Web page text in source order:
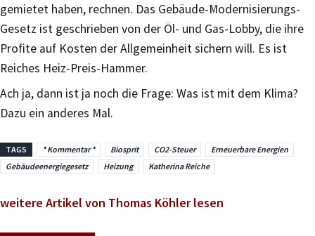
gemietet haben, rechnen. Das Gebäude-Modernisierungs-
Gesetz ist geschrieben von der Öl- und Gas-Lobby, die ihre
Profite auf Kosten der Allgemeinheit sichern will. Es ist
Reiches Heiz-Preis-Hammer.
Ach ja, dann ist ja noch die Frage: Was ist mit dem Klima?
Dazu ein anderes Mal.
TAGS * Kommentar * Biosprit CO2-Steuer
Erneuerbare Energien
Gebäudeenergiegesetz
Heizung Katherina Reiche
weitere Artikel von Thomas Köhler lesen